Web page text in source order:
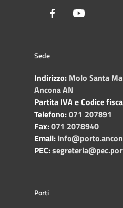
Facebook
Sede
Indirizzo: Molo Santa
Ancona AN
Partita IVA e Codice
Telefono:071 207891
Fax:071 2078940
Email:
PEC:
Porti